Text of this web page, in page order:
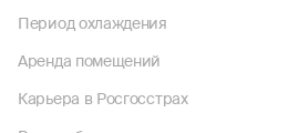
Период охлаждения
Аренда помещений
Карьера в Росгосстрах